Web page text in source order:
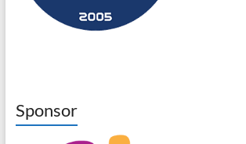
Sponsor